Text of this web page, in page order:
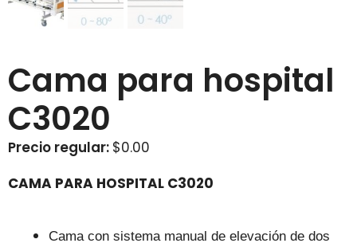
Cama para hospital
C3020
Precio regular: $0.00
CAMA PARA HOSPITAL C3020
Cama con sistema manual de elevación de dos